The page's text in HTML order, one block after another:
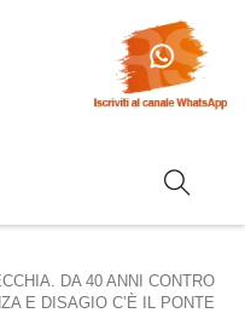
DA 40 ANNI CONTRO
E DISAGIO C’È IL PONTE